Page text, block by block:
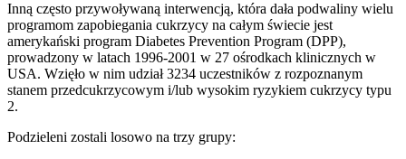
Inną często przywoływaną interwencją, która dała podwaliny wielu
programom zapobiegania cukrzycy na całym świecie jest
amerykański program Diabetes Prevention Program (DPP),
prowadzony w latach 1996-2001 w 27 ośrodkach klinicznych w
USA. Wzięło w nim udział 3234 uczestników z rozpoznanym
stanem przedcukrzycowym i/lub wysokim ryzykiem cukrzycy typu
2.
Podzieleni zostali losowo na trzy grupy: